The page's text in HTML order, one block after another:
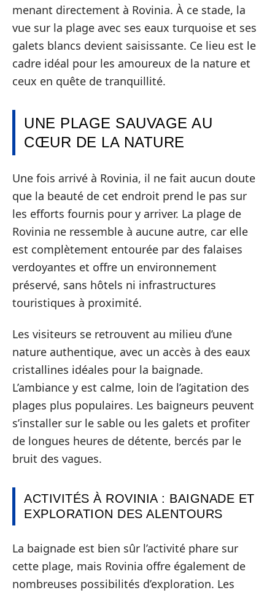
menant directement à Rovinia. À ce stade, la
vue sur la plage avec ses eaux turquoise et ses
galets blancs devient saisissante. Ce lieu est le
cadre idéal pour les amoureux de la nature et
ceux en quête de tranquillité.
UNE PLAGE SAUVAGE AU
CŒUR DE LA NATURE
Une fois arrivé à Rovinia, il ne fait aucun doute
que la beauté de cet endroit prend le pas sur
les efforts fournis pour y arriver. La plage de
Rovinia ne ressemble à aucune autre, car elle
est complètement entourée par des falaises
verdoyantes et offre un environnement
préservé, sans hôtels ni infrastructures
touristiques à proximité.
Les visiteurs se retrouvent au milieu d’une
nature authentique, avec un accès à des eaux
cristallines idéales pour la baignade.
L’ambiance y est calme, loin de l’agitation des
plages plus populaires. Les baigneurs peuvent
s’installer sur le sable ou les galets et profiter
de longues heures de détente, bercés par le
bruit des vagues.
ACTIVITÉS À ROVINIA : BAIGNADE ET
EXPLORATION DES ALENTOURS
La baignade est bien sûr l’activité phare sur
cette plage, mais Rovinia offre également de
nombreuses possibilités d’exploration. Les